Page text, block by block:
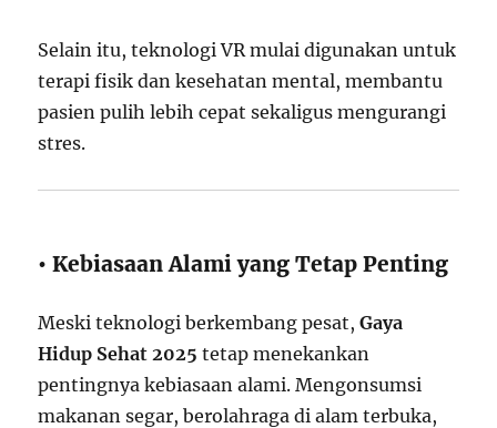
Selain itu, teknologi VR mulai digunakan untuk
terapi fisik dan kesehatan mental, membantu
pasien pulih lebih cepat sekaligus mengurangi
stres.
• Kebiasaan Alami yang Tetap Penting
Meski teknologi berkembang pesat,Gaya
Hidup Sehat 2025 tetap menekankan
pentingnya kebiasaan alami. Mengonsumsi
makanan segar, berolahraga di alam terbuka,